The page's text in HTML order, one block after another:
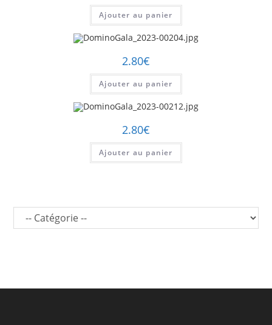
Ajouter au panier
2.80€
Ajouter au panier
2.80€
Ajouter au panier